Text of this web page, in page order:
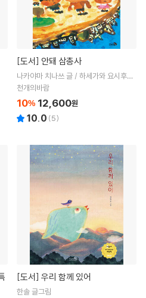
[도서] 안돼 삼총사
나카야마 치나쓰 글 / 하세가와 요시후미
그림 / 장지현 역
천개의바람
10% 12,600원
10.0 (5)
[도서] 우리 함께 있어
한솔 글그림